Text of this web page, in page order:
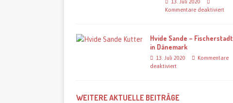
13. Juli 2020
Kommentare deaktiviert
Hvide Sande – Fischerstadt
in Dänemark
13. Juli 2020
Kommentare
deaktiviert
WEITERE AKTUELLE BEITRÄGE